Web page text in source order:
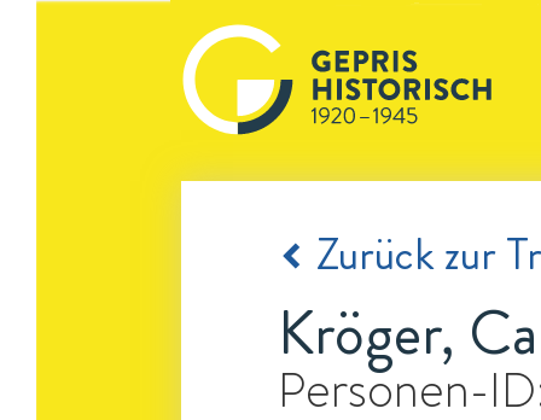
Zurück zur
Kröger,
Personen-